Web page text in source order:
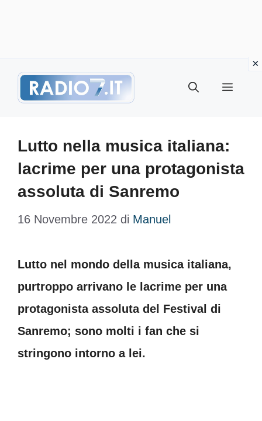
Menu
Lutto nella musica italiana:
lacrime per una protagonista
assoluta di Sanremo
16 Novembre 2022 di Manuel
Lutto nel mondo della musica italiana,
purtroppo arrivano le lacrime per una
protagonista assoluta del Festival di
Sanremo; sono molti i fan che si
stringono intorno a lei.